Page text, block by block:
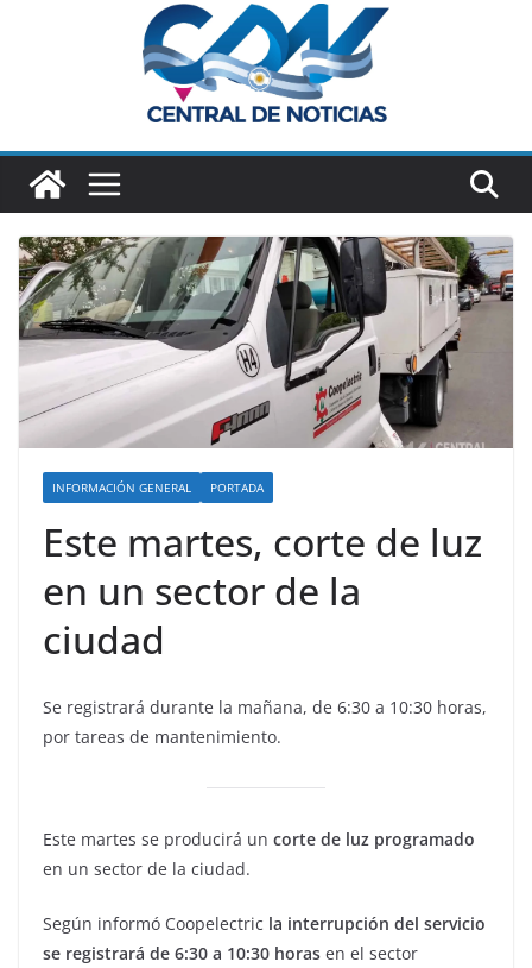
INFORMACIÓN GENERAL PORTADA
Este martes, corte de luz
en un sector de la
ciudad
Se registrará durante la mañana, de 6:30 a 10:30 horas,
por tareas de mantenimiento.
Este martes se producirá un corte de luz programado
en un sector de la ciudad.
Según informó Coopelectric la interrupción del servicio
se registrará de 6:30 a 10:30 horas en el sector